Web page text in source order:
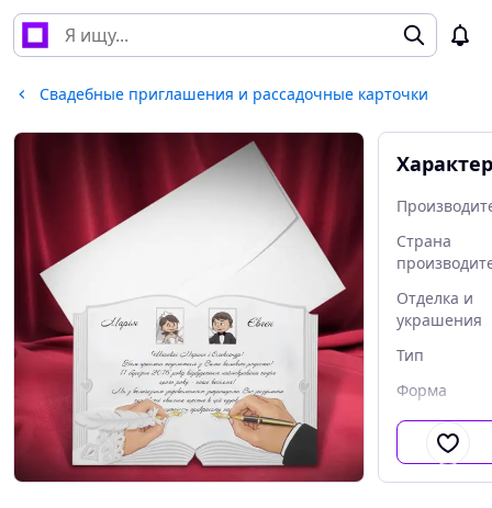
Свадебные приглашения и рассадочные карточки
Страна
Отделка и
украшения
Тип
Форма